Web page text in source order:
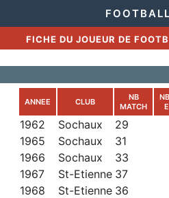
FICHE DU JOUEUR DE
ANNEE CLUB
NB
MATCH
1962 Sochaux
29
1965
Sochaux 31
1966
Sochaux 33
1967
St-Etienne 37
1968
St-Etienne 36